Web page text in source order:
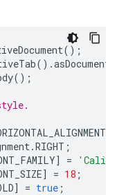
();
().
();
.RIGHT ;
] =
] = 18 ;
] = true ;